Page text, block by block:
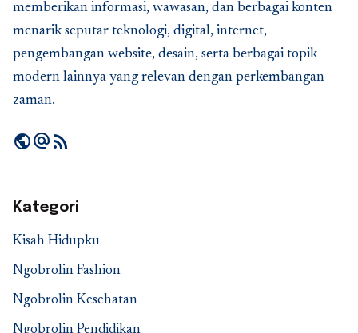
memberikan informasi, wawasan, dan berbagai konten
menarik seputar teknologi, digital, internet,
pengembangan website, desain, serta berbagai topik
modern lainnya yang relevan dengan perkembangan
zaman.
publicalternate_emailrss_feed
Kategori
Kisah Hidupku
Ngobrolin Fashion
Ngobrolin Kesehatan
Ngobrolin Pendidikan